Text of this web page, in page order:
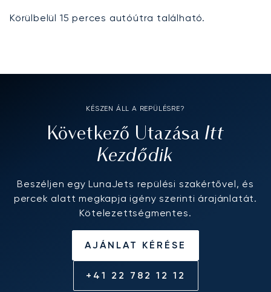
Körülbelül 15 perces autóútra található.
KÉSZEN ÁLL A REPÜLÉSRE?
Következő Utazása Itt
Kezdődik
Beszéljen egy LunaJets repülési szakértővel, és
percek alatt megkapja igény szerinti árajánlatát.
Kötelezettségmentes.
AJÁNLAT KÉRÉSE
+41 22 782 12 12